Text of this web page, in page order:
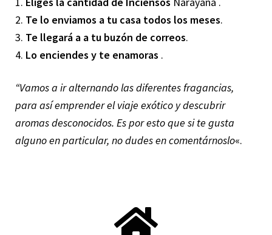
2. Te lo enviamos a tu casa todos los meses.
3. Te llegará a a tu buzón de correos.
4. Lo enciendes y te enamoras .
“Vamos a ir alternando las diferentes fragancias,
para así emprender el viaje exótico y descubrir
aromas desconocidos. Es por esto que si te gusta
alguno en particular, no dudes en comentárnoslo«.